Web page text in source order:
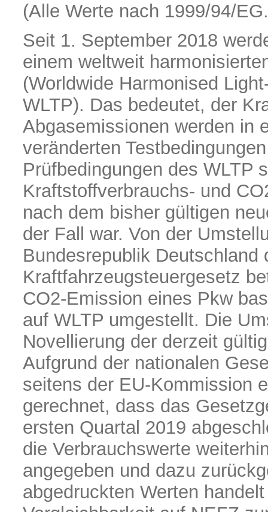
(Alle Werte nach 1999/94/
Seit 1. September 2018
einem weltweit
(Worldwide Harmonised
WLTP). Das bedeutet, der
Abgasemissionen werden in
veränderten
Prüfbedingungen des WLTP
Kraftstoffverbrauchs- und
nach dem bisher gültigen
der Fall war. Von der
Bundesrepublik
Kraftfahrzeugsteuergesetz
CO2-Emission eines Pkw
auf WLTP umgestellt. Die
Novellierung der derzeit
Aufgrund der nationalen
seitens der EU-Kommission
gerechnet, dass das
ersten Quartal 2019
die Verbrauchswerte
angegeben und dazu
abgedruckten Werten